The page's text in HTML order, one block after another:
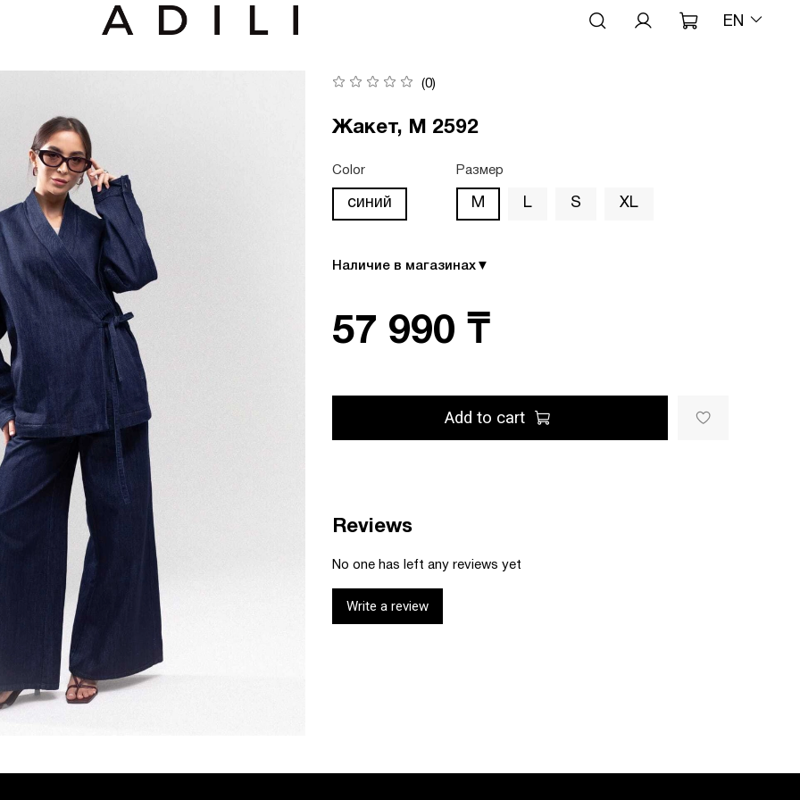
EN
(0)
Жакет, М 2592
Color
синий
Размер
M L S XL
Наличие в магазинах ▼
57 990 ₸
Add to cart
Reviews
No one has left any reviews yet
Write a review